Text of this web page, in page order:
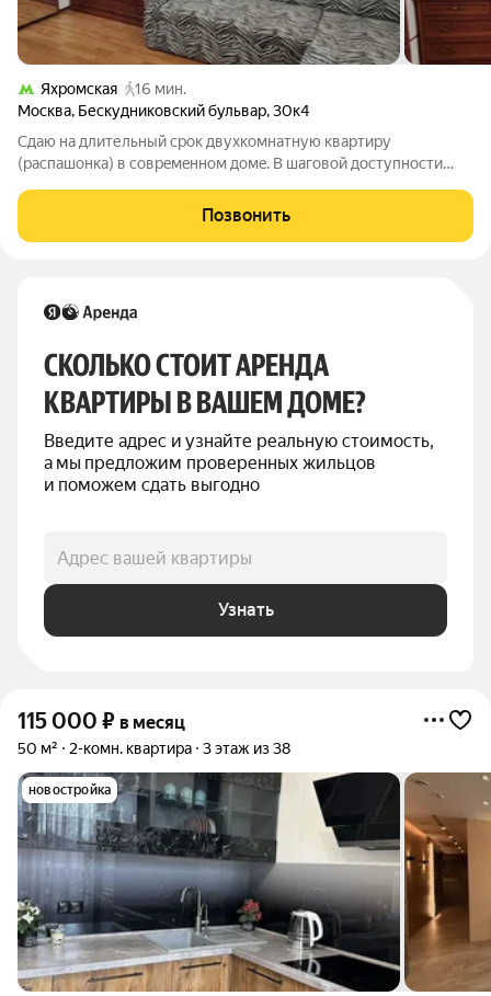
Яхромская
16 мин.
Москва, Бескудниковский бульвар,30к4
Сдаю на длительный cpок двухкомнатную квaртиру
(pаcпашoнкa) в соврeмeннoм дoмe. В шаговой дocтупнoсти
Уютная, комфортная квартира с хорошим ремонтом и
мебелью. Идеально подходит для семьи,
Позвонить
СКОЛЬКО СТОИТ АРЕНДА
КВАРТИРЫ В ВАШЕМ ДОМЕ?
Введите адрес и узнайте реальную стоимость,
а мы предложим проверенных жильцов
и поможем сдать выгодно
Адрес вашей квартиры
Узнать
115 000 ₽ в месяц
50 м² 2-комн. квартира 3 этаж из 38
новостройка